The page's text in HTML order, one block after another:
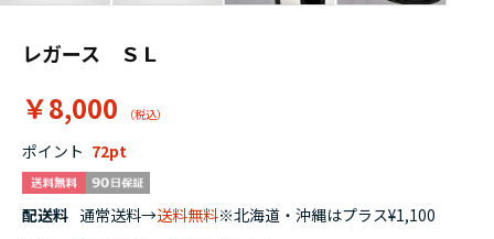
レガース ＳＬ
￥8,000
ポイント 72
配送料 通常送料→送料無料※北海道・沖縄はプラス¥1,100